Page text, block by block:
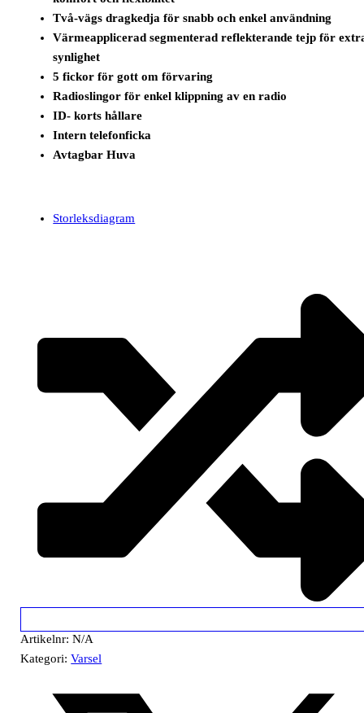
Två-vägs dragkedja för snabb och enkel användning
Värmeapplicerad segmenterad reflekterande tejp för
synlighet
5 fickor för gott om förvaring
Radioslingor för enkel klippning av en radio
ID- korts hållare
Intern telefonficka
Avtagbar Huva
Storleksdiagram
Artikelnr:N/A
Kategori:Varsel